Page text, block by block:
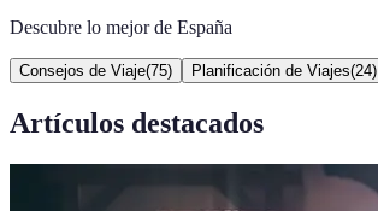
Descubre lo mejor de España
Consejos de Viaje(75) Planificación de Viajes(24)
Artículos destacados